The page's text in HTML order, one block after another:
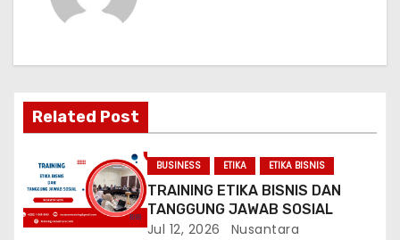
v
i
g
a
Related Post
BUSINESS ETIKA ETIKA BISNIS
TRAINING ETIKA BISNIS DAN
TANGGUNG JAWAB SOSIAL
Jul 12, 2026 Nusantara